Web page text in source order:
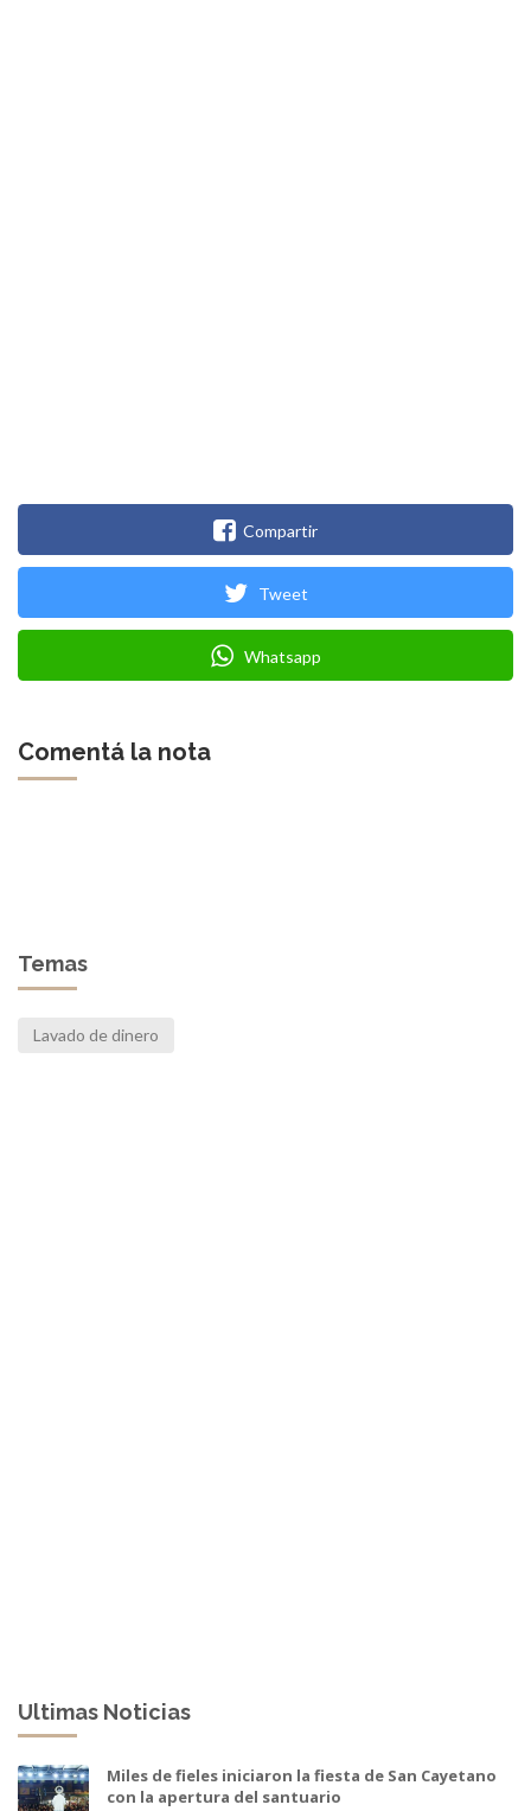
Compartir
Tweet
Whatsapp
Comentá la nota
Temas
Lavado de dinero
Ultimas Noticias
Miles de fieles iniciaron la fiesta de San Cayetano
con la apertura del santuario